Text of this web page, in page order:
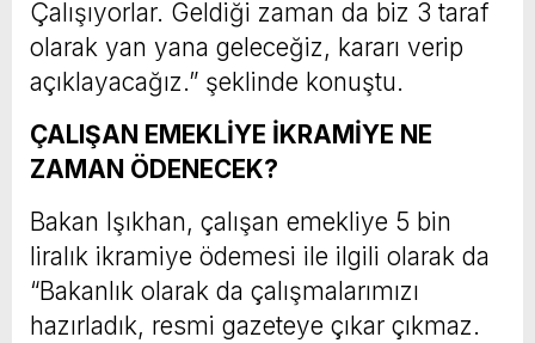
Çalışıyorlar. Geldiği zaman da biz 3 taraf
olarak yan yana geleceğiz, kararı verip
açıklayacağız.” şeklinde konuştu.
ÇALIŞAN EMEKLİYE İKRAMİYE NE
ZAMAN ÖDENECEK?
Bakan Işıkhan, çalışan emekliye 5 bin
liralık ikramiye ödemesi ile ilgili olarak da
“Bakanlık olarak da çalışmalarımızı
hazırladık, resmi gazeteye çıkar çıkmaz.